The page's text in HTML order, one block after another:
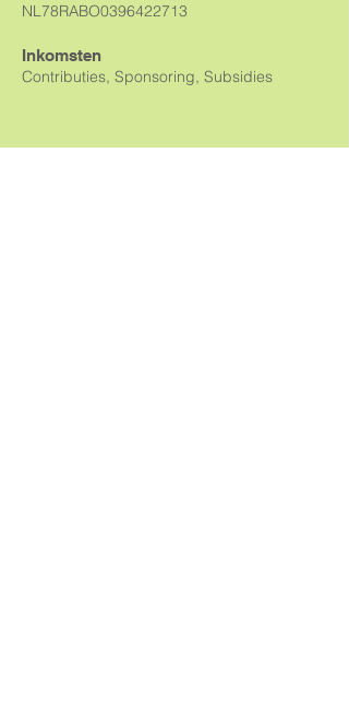
NL78RABO0396422713
Inkomsten
Contributies, Sponsoring, Subsidies